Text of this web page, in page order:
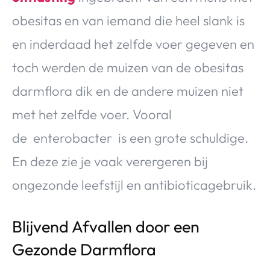
obesitas en van iemand die heel slank is
en inderdaad het zelfde voer gegeven en
toch werden de muizen van de obesitas
darmflora dik en de andere muizen niet
met het zelfde voer. Vooral
de enterobacter is een grote schuldige.
En deze zie je vaak verergeren bij
ongezonde leefstijl en antibioticagebruik.
Blijvend Afvallen door een
Gezonde Darmflora